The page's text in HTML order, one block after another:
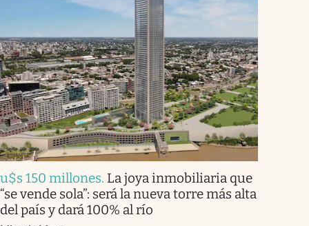
u$s 150 millones. La joya inmobiliaria que
“se vende sola”: será la nueva torre más alta
del país y dará 100% al río